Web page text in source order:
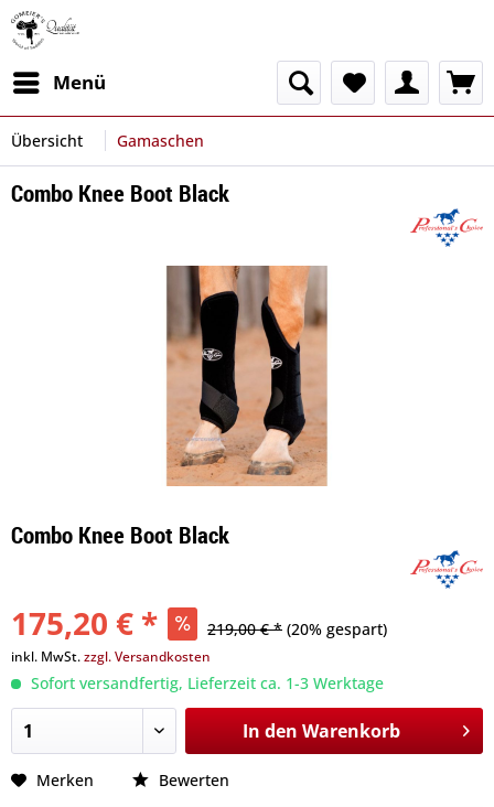
Menü
Übersicht Gamaschen
Combo Knee Boot Black
Combo Knee Boot Black
175,20 € * 219,00 € * (20% gespart)
inkl. MwSt.zzgl. Versandkosten
Sofort versandfertig, Lieferzeit ca. 1-3 Werktage
In den Warenkorb
Merken Bewerten